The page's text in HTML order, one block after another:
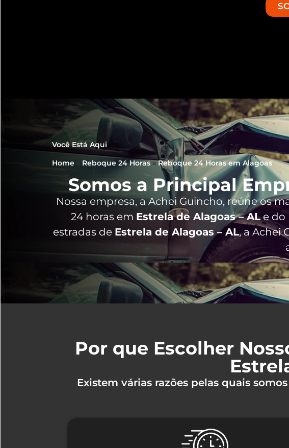
Você Está Aqui
Home
Reboque 24 Horas»Reboque 24 Horas em Alagoas
Somos a Principal
Nossa empresa, aAchei Guincho, reúne os
24 horas em Estrela de Alagoas – ALe do
estradas de Estrela de Alagoas – AL, a Achei
Por que Escolher
Existem várias razões pelas quais